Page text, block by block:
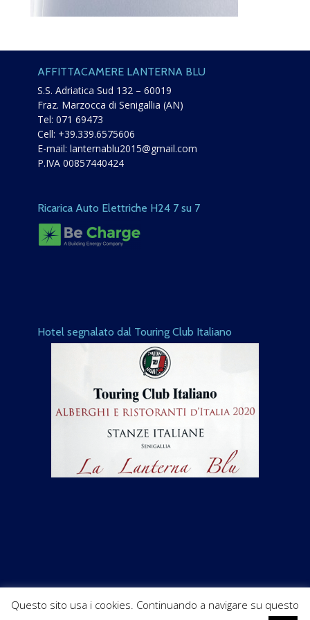
AFFITTACAMERE LANTERNA BLU
S.S. Adriatica Sud 132 – 60019
Fraz. Marzocca di Senigallia (AN)
Tel: 071 69473
Cell: +39.339.6575606
E-mail: lanternablu2015@gmail.com
P.IVA 00857440424
Ricarica Auto Elettriche H24 7 su 7
Hotel segnalato dal Touring Club Italiano
Questo sito usa i cookies. Continuando a navigare su questo